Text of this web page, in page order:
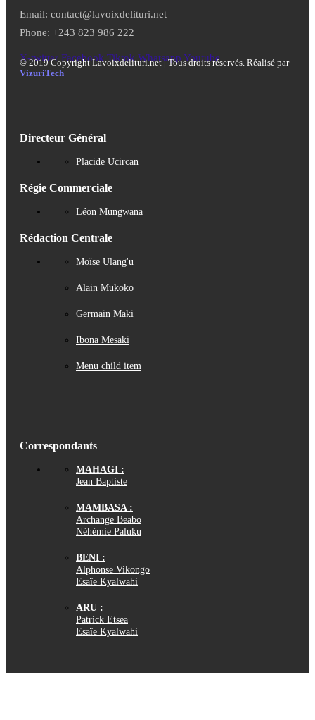
Email: contact@lavoixdelituri.net
Phone: +243 823 986 222
X-twitter Facebook Tiktok Whatsapp Youtube
©2019 Copyright Lavoixdelituri.net | Tous droits réservés. Réalisé par
VizuriTech
Directeur Général
Placide Ucircan
Régie Commerciale
Léon Mungwana
Rédaction Centrale
Moïse Ulang'u
Alain Mukoko
Germain Maki
Ibona Mesaki
Menu child item
Correspondants
MAHAGI :
Jean Baptiste
MAMBASA :
Archange Beabo
Néhémie Paluku
BENI :
Alphonse Vikongo
Esaïe Kyalwahi
ARU :
Patrick Etsea
Esaïe Kyalwahi